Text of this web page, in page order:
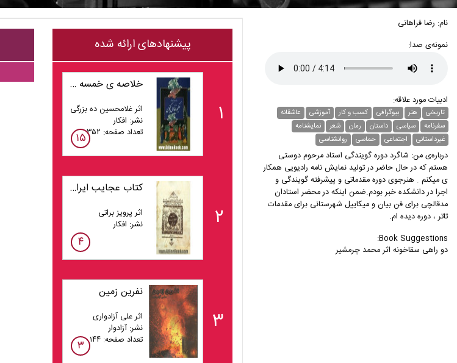
نام: رضا فراهانی
نمونه‌ی صدا:
ادبیات مورد علاقه:
تاریخی هنر بیوگرافی کسب و کار آموزشی
عاشقانه
سفرنامه
سیاسی داستان رمان شعر
نمایشنامه
غیر‌داستانی
اجتماعی حماسی روانشناسی
درباره‌ی من: شاگرد دوره گویندگی استاد مرحوم دوستی
هستم که در حال حاضر در تولید نمایش نامه رادیویی همکار
ی میکنم . هنرجوی دوره مقدماتی و پیشرفته گویندگی و
اجرا در دانشکده خبر بودم.ضمن اینکه در محضر استادان
مدقالچی برای فن بیان و میکاییل شهرستانی برای مقدمات
تاتر ، دوره دیده ام.
Book Suggestions:
دو راهی سقاخونه اثر محمد چرمشیر
پیشنهادهای ارائه شده
۱
خلاصه ی خمسه ی نظامی گنجوی
اثر غلامحسین ده بزرگی
نشر: افکار
تعداد صفحه: ۳۵۲
۱۵
۲
کتاب عجایب ایرانی: روایت، شکل و ساختار فانتزی عجایب نامه ها به همراه متن عجایب نامه ای قرن هفتمی
اثر پرویز براتی
نشر: افکار
۴
۳
نفرین زمین
اثر علی آزادواری
نشر: آزادوار
تعداد صفحه: ۱۴۴
۳